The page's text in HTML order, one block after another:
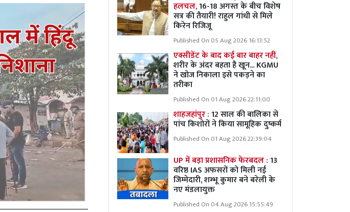
हलचल,16-18 अगस्त के बीच विशेष
सत्र की तैयारी! राहुल गांधी से मिले
किरेन रिजिजू
Published On 05 Aug 2026 16:13:52
एक्सीडेंट के बाद कई बार बाहर नहीं,
शरीर के अंदर बहता है खून... KGMU
ने खोज निकाला इसे पकड़ने का
तरीका
Published On 01 Aug 2026 22:11:00
शाहजहांपुर :12 साल की बालिका से
पांच किशोरों ने किया सामूहिक दुष्कर्म
Published On 01 Aug 2026 22:39:04
UP में बड़ा प्रशासनिक फेरबदल :13
वरिष्ठ IAS अफसरों को मिली नई
जिम्मेदारी, शम्भू कुमार बने बरेली के
नए मंडलायुक्त
Published On 04 Aug 2026 15:55:49